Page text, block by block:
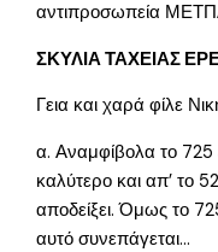
αντιπροσωπεία
ΣΚΥΛΙΑ ΤΑΧΕΙΑΣ
Γεια και χαρά φίλε
α. Αναμφίβολα το 725
καλύτερο και απ’ το
αποδείξει. Όμως το
αυτό συνεπάγεται…